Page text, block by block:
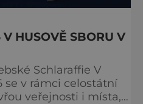
HUSOVĚ SBORU V
Schlaraffie V
se v rámci celostátní
veřejnosti i místa,